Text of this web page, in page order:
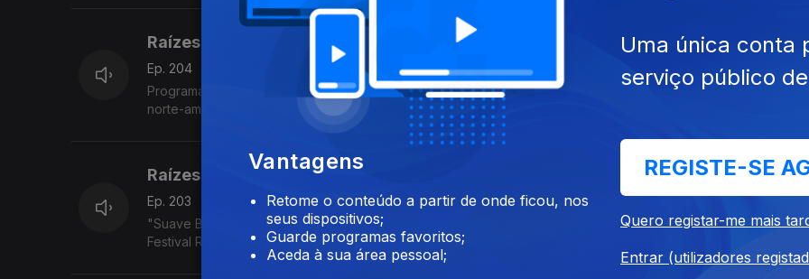
Raízes
Ep. 204
Programa Acervo Origens, da autoria do violeiro e investigador Cacai Nunes: o violão de Baden Powell com o baterista
norte-americano Jimmy Pratt, as emboladas de Alceu Valença, ...
Raízes
Ep. 203
17 dez. 2025
"Suave Bruta - Eda Diaz - Toque francês, estilo colombiano" Contrabaixista e cantora. (França / Colômbia).
Festival Rudolstadt. 5.7.2025
Vantagens
Retome o conteúdo a partir de onde ficou, nos
seus dispositivos;
Guarde programas favoritos;
Aceda à sua área pessoal;
Uma única conta
serviço público
REGISTE-SE
Quero registar-me mais
Entrar (utilizadores